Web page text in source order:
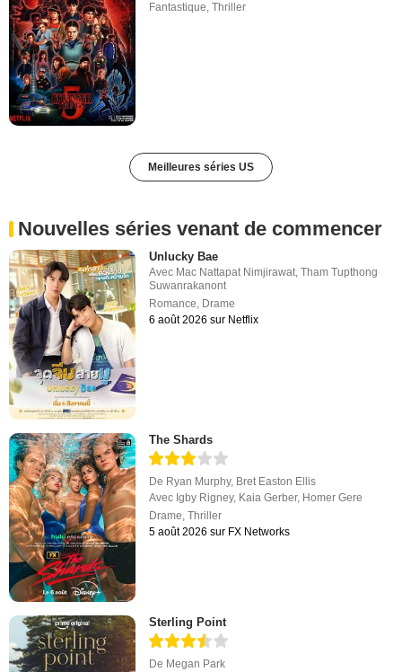
Fantastique,Thriller
Meilleures séries US
Nouvelles séries venant de commencer
Unlucky Bae
Avec Mac Nattapat Nimjirawat,Tham Tupthong
Suwanrakanont
Romance, Drame
6 août 2026 sur Netflix
The Shards
De Ryan Murphy, Bret Easton Ellis
Avec Igby Rigney, Kaia Gerber, Homer Gere
Drame ,Thriller
5 août 2026 sur FX Networks
Sterling Point
De Megan Park